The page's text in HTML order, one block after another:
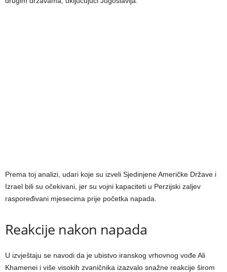
Prema toj analizi, udari koje su izveli Sjedinjene Američke Države i
Izrael bili su očekivani, jer su vojni kapaciteti u Perzijski zaljev
raspoređivani mjesecima prije početka napada.
Reakcije nakon napada
U izvještaju se navodi da je ubistvo iranskog vrhovnog vođe Ali
Khamenei i više visokih zvaničnika izazvalo snažne reakcije širom